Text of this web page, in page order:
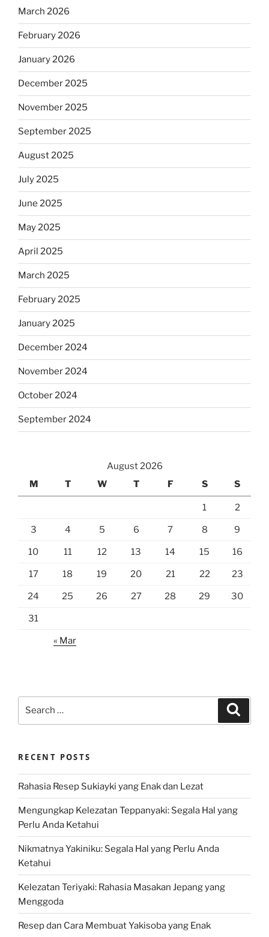
March 2026
February 2026
January 2026
December 2025
November 2025
September 2025
August 2025
July 2025
June 2025
May 2025
April 2025
March 2025
February 2025
January 2025
December 2024
November 2024
October 2024
September 2024
August 2026
M
T W T F S S
1 2
3 4 5 6 7 8 9
10 11 12 13 14 15 16
17 18 19 20 21 22 23
24 25 26 27 28 29 30
31
« Mar
RECENT POSTS
Rahasia Resep Sukiayki yang Enak dan Lezat
Mengungkap Kelezatan Teppanyaki: Segala Hal yang
Perlu Anda Ketahui
Nikmatnya Yakiniku: Segala Hal yang Perlu Anda
Ketahui
Kelezatan Teriyaki: Rahasia Masakan Jepang yang
Menggoda
Resep dan Cara Membuat Yakisoba yang Enak